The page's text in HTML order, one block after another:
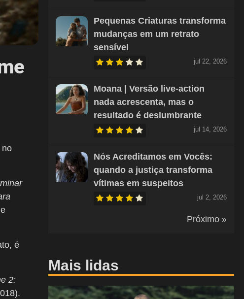
no
é
2:
Pequenas Criaturas transforma
mudanças em um retrato
sensível
jul 22, 2026
Moana | Versão live-action
nada acrescenta, mas o
resultado é deslumbrante
jul 14, 2026
Nós Acreditamos em Vocês:
quando a justiça transforma
vítimas em suspeitos
jul 2, 2026
Próximo »
Mais lidas